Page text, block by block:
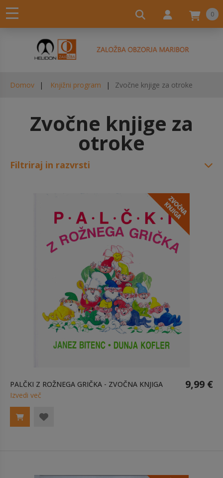
0
Domov Knjižni program Zvočne knjige za otroke
Zvočne knjige za
otroke
PALČKI Z ROŽNEGA GRIČKA - ZVOČNA KNJIGA 9,99 €
Izvedi več
Filtriraj in razvrsti